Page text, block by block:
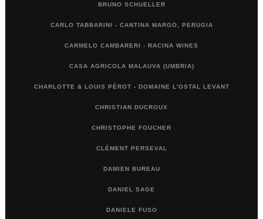
BRUNO SCHUELLER
CARLO TABBARINI - CANTINA MARGO, PERUGIA
CARMELO CAMBARERI - RACINA WINES
CASA AGRICOLA MALAUVA (UMBRIA)
CHARLOTTE & LOUIS PÉROT - DOMAINE L'OSTAL LEVANT
CHRISTIAN DUCROUX
CHRISTOPHE FOUCHER
CLÉMENT PERSEVAL
DAMIEN BUREAU
DANIEL SAGE
DANIELE FUSO